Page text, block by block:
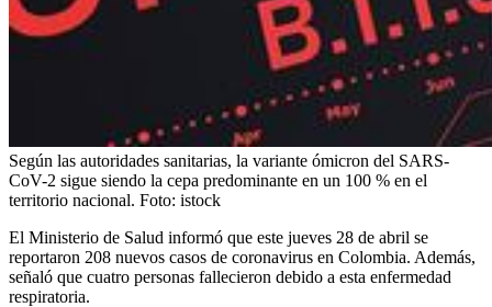
Según las autoridades sanitarias, la variante ómicron del SARS-
CoV-2 sigue siendo la cepa predominante en un 100 % en el
territorio nacional. Foto: istock
El Ministerio de Salud informó que este jueves 28 de abril se
reportaron 208 nuevos casos de coronavirus en Colombia. Además,
señaló que cuatro personas fallecieron debido a esta enfermedad
respiratoria.